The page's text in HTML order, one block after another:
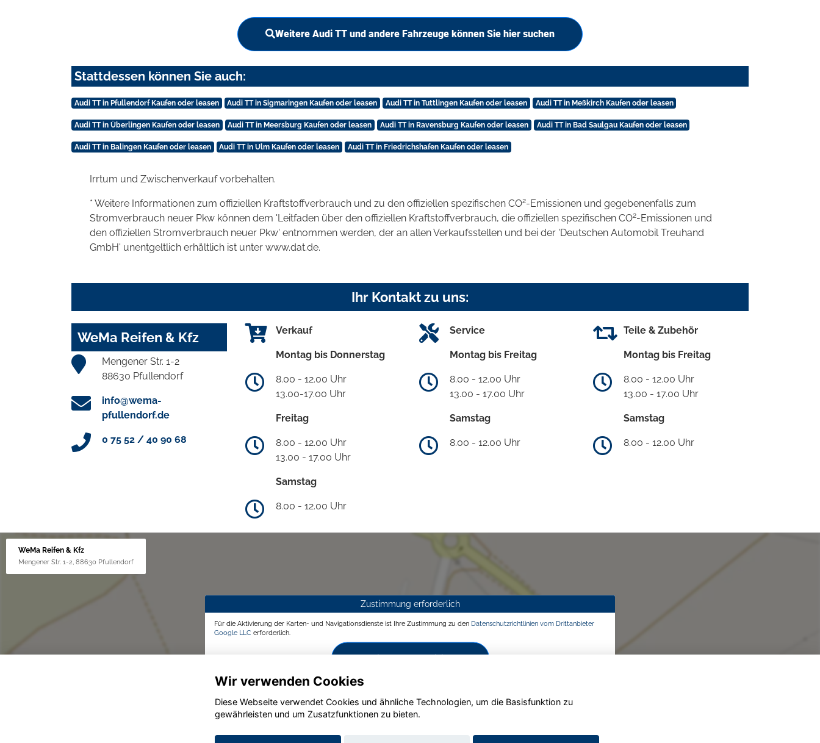
Weitere Audi TT und andere Fahrzeuge können Sie hier suchen
Stattdessen können Sie auch:
Audi TT in Pfullendorf Kaufen oder leasen Audi TT in Sigmaringen Kaufen oder leasen Audi TT in Tuttlingen Kaufen oder leasen Audi TT in Meßkirch Kaufen oder leasen
Audi TT in Überlingen Kaufen oder leasen Audi TT in Meersburg Kaufen oder leasen Audi TT in Ravensburg Kaufen oder leasen Audi TT in Bad Saulgau Kaufen oder leasen
Audi TT in Balingen Kaufen oder leasen Audi TT in Ulm Kaufen oder leasen Audi TT in Friedrichshafen Kaufen oder leasen
Irrtum und Zwischenverkauf vorbehalten.
* Weitere Informationen zum offiziellen Kraftstoffverbrauch und zu den offiziellen spezifischen CO2-Emissionen und gegebenenfalls zum
Stromverbrauch neuer Pkw können dem 'Leitfaden über den offiziellen Kraftstoffverbrauch, die offiziellen spezifischen CO2-Emissionen und
den offiziellen Stromverbrauch neuer Pkw' entnommen werden, der an allen Verkaufsstellen und bei der 'Deutschen Automobil Treuhand
GmbH' unentgeltlich erhältlich ist unter www.dat.de.
Ihr Kontakt zu uns:
WeMa Reifen & Kfz
Mengener Str. 1-2
88630 Pfullendorf
info@wema-
pfullendorf.de
0 75 52 / 40 90 68
Verkauf
Montag bis Donnerstag
8.00 - 12.00 Uhr
13.00-17.00 Uhr
Freitag
8.00 - 12.00 Uhr
13.00 - 17.00 Uhr
Samstag
8.00 - 12.00 Uhr
Service
Montag bis Freitag
8.00 - 12.00 Uhr
13.00 - 17.00 Uhr
Samstag
8.00 - 12.00 Uhr
Teile & Zubehör
Montag bis Freitag
8.00 - 12.00 Uhr
13.00 - 17.00 Uhr
Samstag
8.00 - 12.00 Uhr
WeMa Reifen & Kfz
Mengener Str. 1-2, 88630 Pfullendorf
Zustimmung erforderlich
Für die Aktivierung der Karten- und Navigationsdienste ist Ihre Zustimmung zu den Datenschutzrichtlinien vom Drittanbieter
Google LLC erforderlich.
Zustimmen und aktivieren
Wir verwenden Cookies
Diese Webseite verwendet Cookies und ähnliche Technologien, um die Basisfunktion zu
gewährleisten und um Zusatzfunktionen zu bieten.